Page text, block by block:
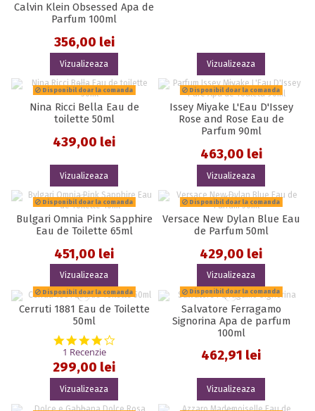
Calvin Klein Obsessed Apa de
Parfum 100ml
356,00 lei
Vizualizeaza Vizualizeaza
Disponibil doar la comanda
Nina Ricci Bella Eau de
toilette 50ml
439,00 lei
Vizualizeaza
Disponibil doar la comanda
Issey Miyake L'Eau D'Issey
Rose and Rose Eau de
Parfum 90ml
463,00 lei
Vizualizeaza
Disponibil doar la comanda
Bulgari Omnia Pink Sapphire
Eau de Toilette 65ml
451,00 lei
Vizualizeaza
Disponibil doar la comanda
Versace New Dylan Blue Eau
de Parfum 50ml
429,00 lei
Vizualizeaza
Disponibil doar la comanda
Cerruti 1881 Eau de Toilette
50ml
4.0 star rating
1 Recenzie
299,00 lei
Vizualizeaza
Disponibil doar la comanda
Salvatore Ferragamo
Signorina Apa de parfum
100ml
462,91 lei
Vizualizeaza